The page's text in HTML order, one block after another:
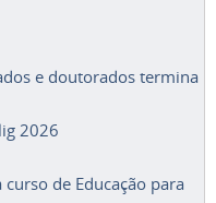
e doutorados termina
2026
de Educação para